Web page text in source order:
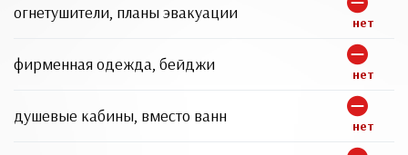
огнетушители, планы эвакуации нет
фирменная одежда, бейджи нет
душевые кабины, вместо ванн нет